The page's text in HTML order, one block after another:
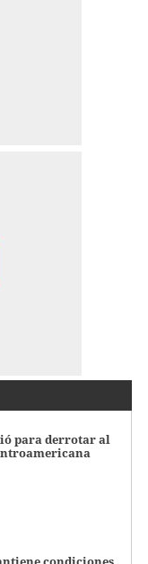
para derrotar al